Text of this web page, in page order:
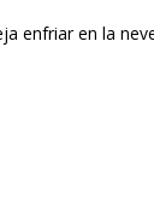
enfriar en la